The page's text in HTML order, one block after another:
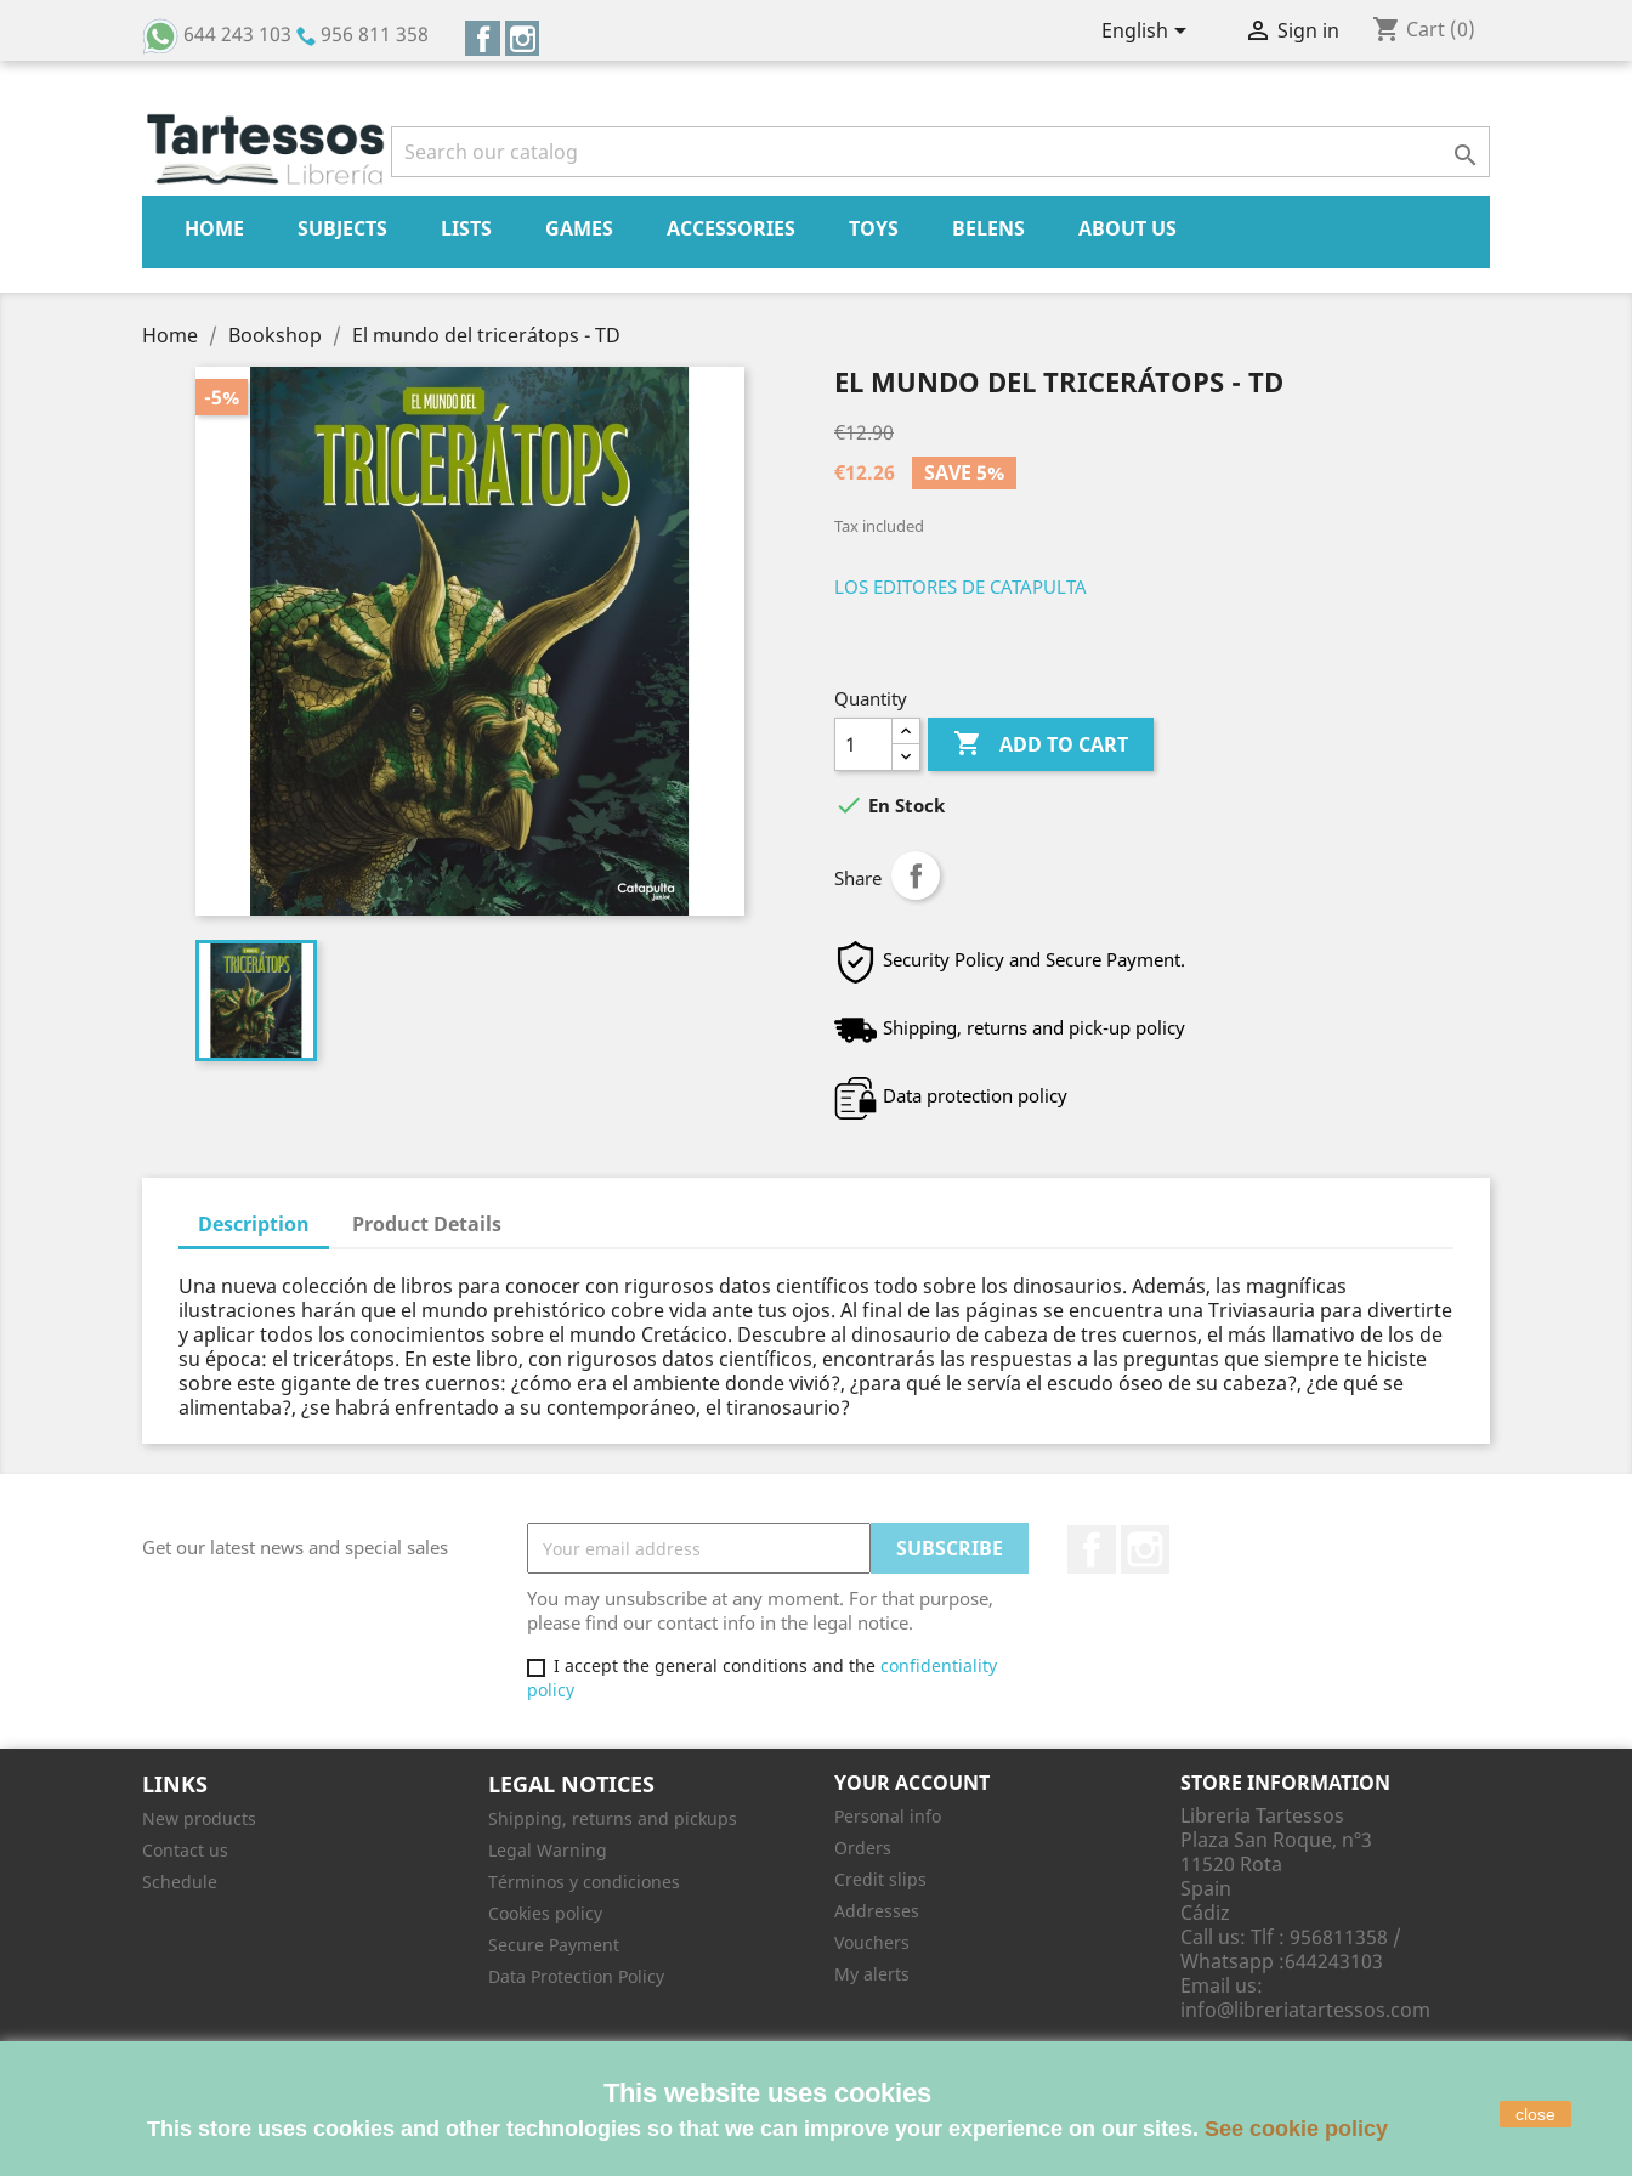
644 243 103 956 811 358 Facebook English  Sign in shopping_cart Cart (0)

HOME SUBJECTS LISTS GAMES ACCESSORIES TOYS BELENS ABOUT US
Home Bookshop El mundo del tricerátops - TD
-5% EL MUNDO DEL TRICERÁTOPS - TD
€12.90
€12.26
SAVE 5%
Tax included
LOS EDITORES DE CATAPULTA
Quantity
 ADD TO CART
 En Stock
Share
Security Policy and Secure Payment.
Shipping, returns and pick-up policy
Data protection policy
Description Product Details
Una nueva colección de libros para conocer con rigurosos datos científicos todo sobre los dinosaurios. Además, las magníficas
ilustraciones harán que el mundo prehistórico cobre vida ante tus ojos. Al final de las páginas se encuentra una Triviasauria para divertirte
y aplicar todos los conocimientos sobre el mundo Cretácico. Descubre al dinosaurio de cabeza de tres cuernos, el más llamativo de los de
su época: el tricerátops. En este libro, con rigurosos datos científicos, encontrarás las respuestas a las preguntas que siempre te hiciste
sobre este gigante de tres cuernos: ¿cómo era el ambiente donde vivió?, ¿para qué le servía el escudo óseo de su cabeza?, ¿de qué se
alimentaba?, ¿se habrá enfrentado a su contemporáneo, el tiranosaurio?
Get our latest news and special sales
You may unsubscribe at any moment. For that purpose,
please find our contact info in the legal notice.
I accept the general conditions and the confidentiality
policy
LINKS
New products
Contact us
Schedule
LEGAL NOTICES
Shipping, returns and pickups
Legal Warning
Términos y condiciones
Cookies policy
Secure Payment
Data Protection Policy
YOUR ACCOUNT
Personal info
Orders
Credit slips
Addresses
Vouchers
My alerts
STORE INFORMATION
Libreria Tartessos
Plaza San Roque, nº3
11520 Rota
Spain
Cádiz
Call us: Tlf : 956811358 /
Whatsapp :644243103
Email us:
info@libreriatartessos.com
This website uses cookies
This store uses cookies and other technologies so that we can improve your experience on our sites. See cookie policy
close